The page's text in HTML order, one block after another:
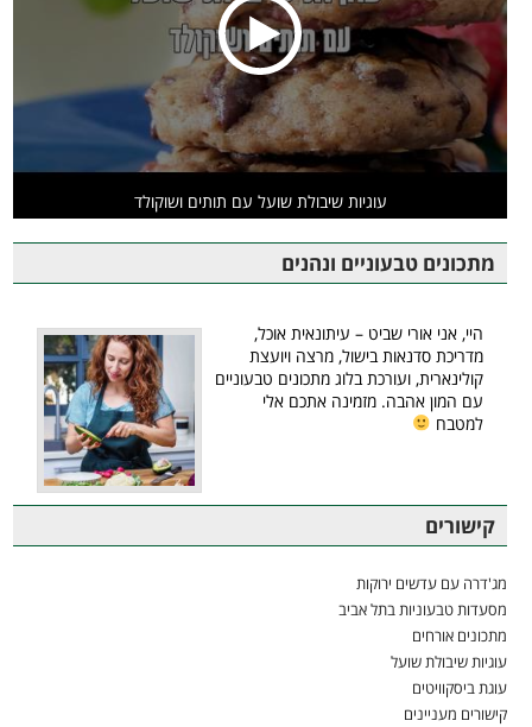
עוגיות שיבולת שועל עם תותים ושוקולד
מתכונים טבעוניים ונהנים
היי, אני אורי שביט – עיתונאית אוכל,
מדריכת סדנאות בישול, מרצה ויועצת
קולינארית, ועורכת בלוג מתכונים טבעוניים
עם המון אהבה. מזמינה אתכם אלי
למטבח
קישורים
מג'דרה עם עדשים ירוקות
מסעדות טבעוניות בתל אביב
מתכונים אורחים
עוגיות שיבולת שועל
עוגת ביסקוויטים
קישורים מעניינים